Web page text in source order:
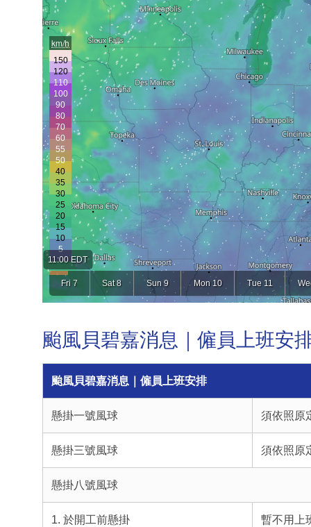
颱風貝碧嘉消息｜僱員上班安
颱風貝碧嘉消息｜僱員上班安排
懸掛一號風球 須依照原
懸掛三號風球 須依照原
懸掛八號風球
1. 於開工前懸掛 暫不用上